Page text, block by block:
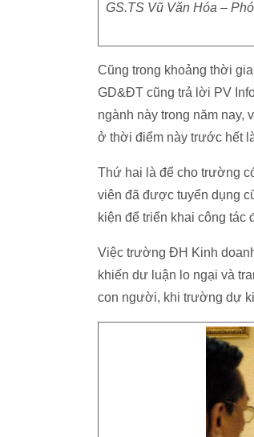
GS.TS Vũ Văn Hóa –
Cũng trong khoảng thời
GD&ĐT cũng trả lời PV
ngành này trong năm nay,
ở thời điểm này trước hết
Thứ hai là để cho trường
viên đã được tuyển dụng
kiện để triển khai công tác
Việc trường ĐH Kinh
khiến dư luận lo ngại và
con người, khi trường dự